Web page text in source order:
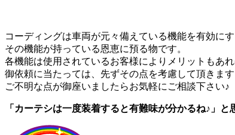
コーディングは車両が元々備えている機能を有効にす
その機能が持っている恩恵に預る物です。
各機能は使用されているお客様によりメリットもあ
御依頼に当たっては、先ずその点を考慮して頂きます
ご不明な点が御座いましたらお気軽にご相談下さい♪
「カーテシは一度装着すると有難味が分かるね♪」と